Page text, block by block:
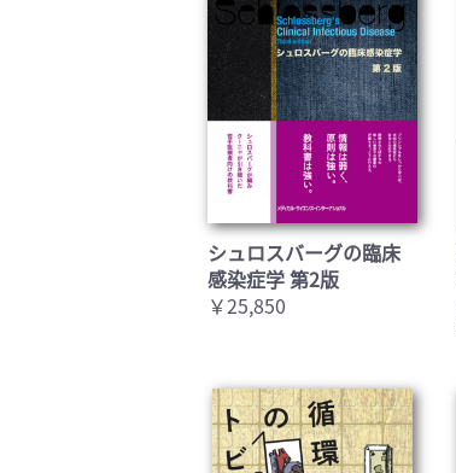
シュロスバーグの臨床
感染症学 第2版
￥25,850